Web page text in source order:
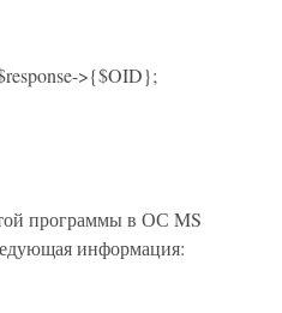
>{$OID};
программы в ОС MS
информация: